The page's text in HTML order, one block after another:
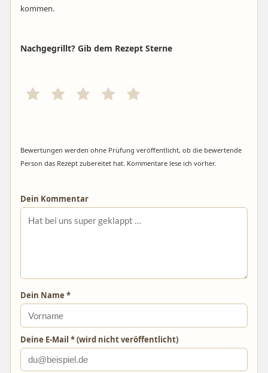
kommen.
Nachgegrillt? Gib dem Rezept Sterne
Bewertungen werden ohne Prüfung veröffentlicht, ob die bewertende
Person das Rezept zubereitet hat. Kommentare lese ich vorher.
Dein Kommentar
Dein Name *
Deine E-Mail * (wird nicht veröffentlicht)